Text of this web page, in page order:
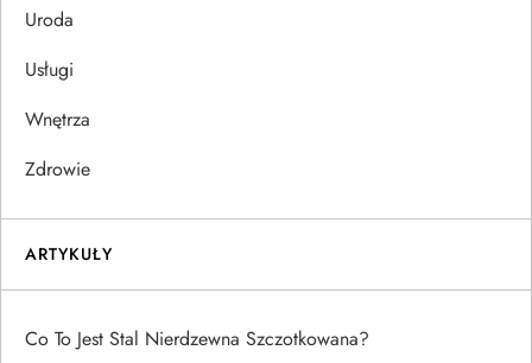
Uroda
Usługi
Wnętrza
Zdrowie
ARTYKUŁY
Co To Jest Stal Nierdzewna Szczotkowana?